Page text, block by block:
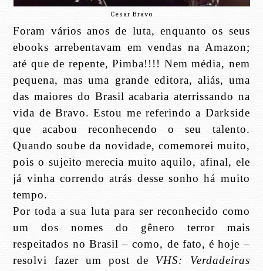
Cesar Bravo
Foram vários anos de luta, enquanto os seus
ebooks arrebentavam em vendas na Amazon;
até que de repente, Pimba!!!! Nem média, nem
pequena, mas uma grande editora, aliás, uma
das maiores do Brasil acabaria aterrissando na
vida de Bravo. Estou me referindo a Darkside
que acabou reconhecendo o seu talento.
Quando soube da novidade, comemorei muito,
pois o sujeito merecia muito aquilo, afinal, ele
já vinha correndo atrás desse sonho há muito
tempo.
Por toda a sua luta para ser reconhecido como
um dos nomes do gênero terror mais
respeitados no Brasil – como, de fato, é hoje –
resolvi fazer um post de VHS: Verdadeiras